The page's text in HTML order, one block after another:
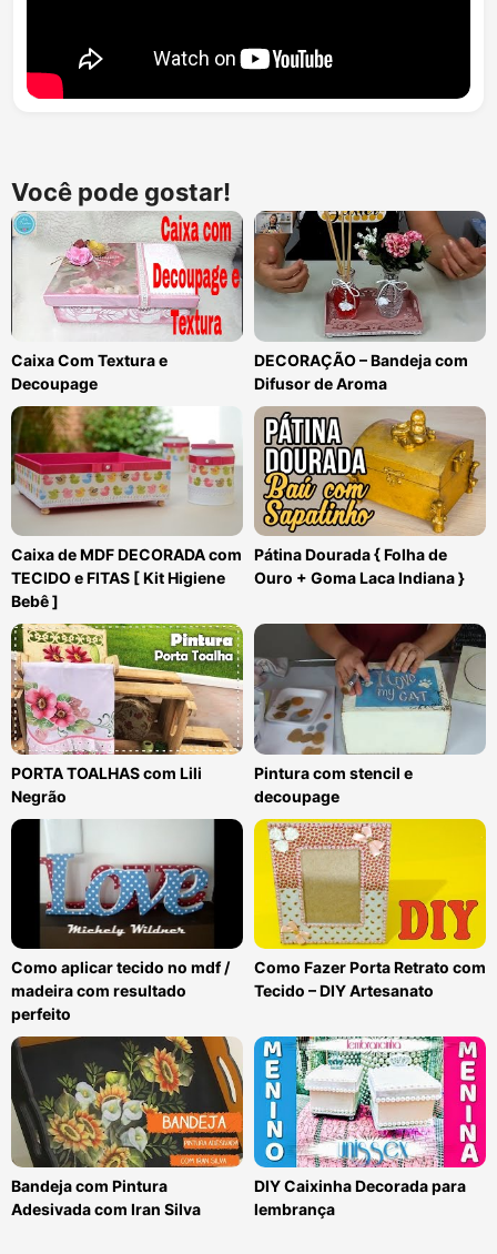
Você pode gostar!
Caixa Com Textura e
Decoupage
DECORAÇÃO – Bandeja com
Difusor de Aroma
Caixa de MDF DECORADA com
TECIDO e FITAS [ Kit Higiene
Bebê ]
Pátina Dourada { Folha de
Ouro + Goma Laca Indiana }
PORTA TOALHAS com Lili
Negrão
Pintura com stencil e
decoupage
Como aplicar tecido no mdf /
madeira com resultado
perfeito
Como Fazer Porta Retrato com
Tecido – DIY Artesanato
Bandeja com Pintura
Adesivada com Iran Silva
DIY Caixinha Decorada para
lembrança